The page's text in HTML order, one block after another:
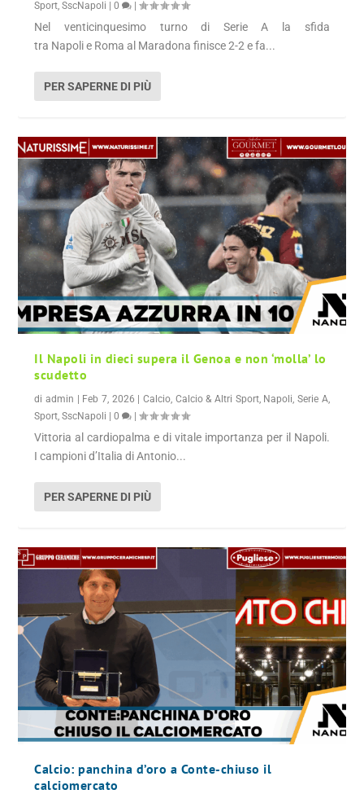
Sport,SscNapoli |0 |
Nel venticinquesimo turno di Serie A la sfida
tra Napoli e Roma al Maradona finisce 2-2 e fa...
PER SAPERNE DI PIÙ
Il Napoli in dieci supera il Genoa e non ‘molla’ lo
scudetto
diadmin Feb 7, 2026 Calcio, Calcio & Altri Sport, Napoli, Serie A,
Sport,SscNapoli |0 |
Vittoria al cardiopalma e di vitale importanza per il Napoli.
I campioni d’Italia di Antonio...
PER SAPERNE DI PIÙ
Calcio: panchina d’oro a Conte-chiuso il
calciomercato